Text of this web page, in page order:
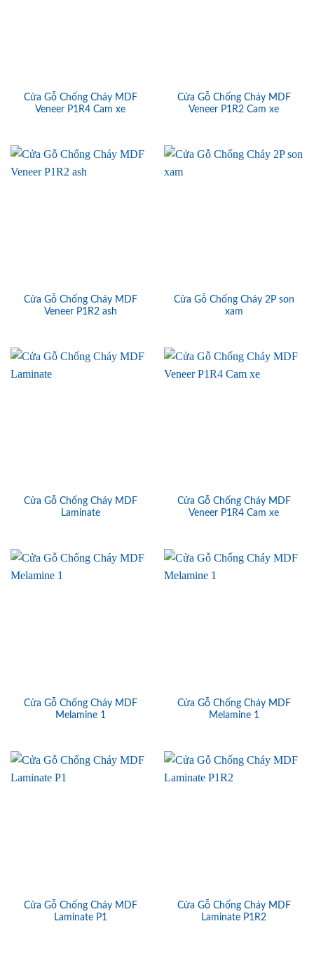
Cửa Gỗ Chống Cháy MDF
Veneer P1R4 Cam xe
Cửa Gỗ Chống Cháy MDF
Veneer P1R2 Cam xe
Cửa Gỗ Chống Cháy MDF
Veneer P1R2 ash
Cửa Gỗ Chống Cháy 2P son
xam
Cửa Gỗ Chống Cháy MDF
Laminate
Cửa Gỗ Chống Cháy MDF
Veneer P1R4 Cam xe
Cửa Gỗ Chống Cháy MDF
Melamine 1
Cửa Gỗ Chống Cháy MDF
Melamine 1
Cửa Gỗ Chống Cháy MDF
Laminate P1
Cửa Gỗ Chống Cháy MDF
Laminate P1R2